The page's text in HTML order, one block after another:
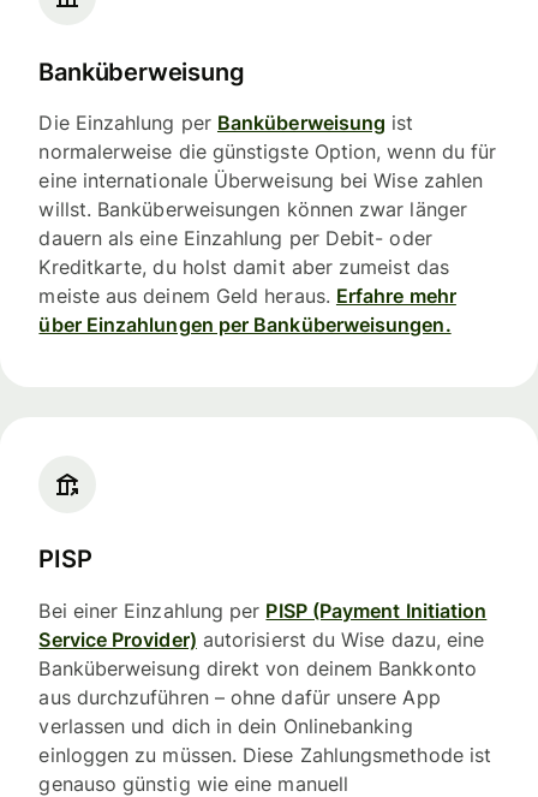
Banküberweisung
Die Einzahlung per Banküberweisung ist
normalerweise die günstigste Option, wenn du für
eine internationale Überweisung bei Wise zahlen
willst. Banküberweisungen können zwar länger
dauern als eine Einzahlung per Debit- oder
Kreditkarte, du holst damit aber zumeist das
meiste aus deinem Geld heraus. Erfahre mehr
über Einzahlungen per Banküberweisungen.
PISP
Bei einer Einzahlung per PISP (Payment Initiation
Service Provider) autorisierst du Wise dazu, eine
Banküberweisung direkt von deinem Bankkonto
aus durchzuführen – ohne dafür unsere App
verlassen und dich in dein Onlinebanking
einloggen zu müssen. Diese Zahlungsmethode ist
genauso günstig wie eine manuell